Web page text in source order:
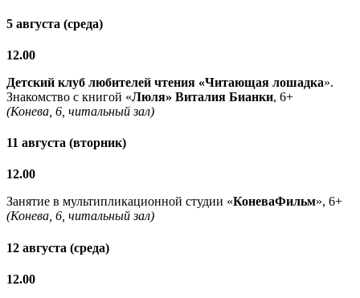
5 августа (среда)
12.00
Детский клуб любителей чтения «Читающая лошадка».
Знакомство с книгой «Люля» Виталия Бианки, 6+
(Конева, 6, читальный зал)
11 августа (вторник)
12.00
Занятие в мультипликационной студии «КоневаФильм», 6+
(Конева, 6, читальный зал)
12 августа (среда)
12.00